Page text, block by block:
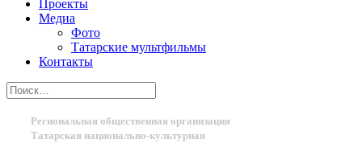
Проекты
Медиа
Фото
Татарские мультфильмы
Контакты
Региональная общественная организация
Татарская национально-культурная